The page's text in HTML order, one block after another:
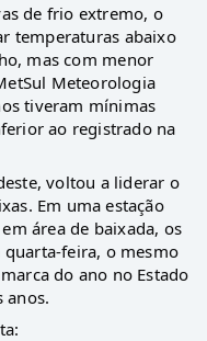
de frio extremo, o
temperaturas abaixo
mas com menor
Meteorologia
tiveram mínimas
ao registrado na
voltou a liderar o
Em uma estação
área de baixada, os
feira, o mesmo
do ano no Estado
anos.